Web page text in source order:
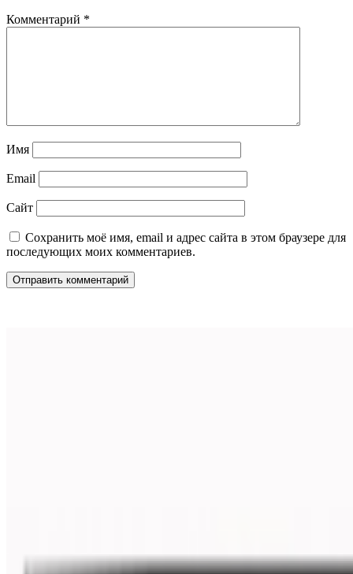
Комментарий *
Имя
Email
Сайт
Сохранить моё имя, email и адрес сайта в этом браузере для
последующих моих комментариев.